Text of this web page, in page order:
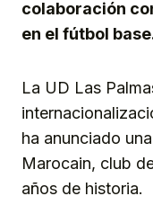
colaboración
en el fútbol
La UD Las
ha anunciado
Marocain, club
años de historia.